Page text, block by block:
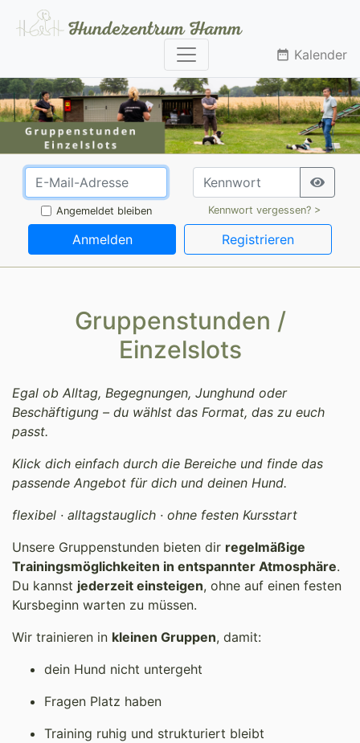
date_range Kalender
Angemeldet bleiben Kennwort vergessen? >
Anmelden Registrieren
Gruppenstunden /
Einzelslots
Egal ob Alltag, Begegnungen, Junghund oder
Beschäftigung – du wählst das Format, das zu euch
passt.
Klick dich einfach durch die Bereiche und finde das
passende Angebot für dich und deinen Hund.
flexibel · alltagstauglich · ohne festen Kursstart
Unsere Gruppenstunden bieten dir regelmäßige
Trainingsmöglichkeiten in entspannter Atmosphäre.
Du kannst jederzeit einsteigen, ohne auf einen festen
Kursbeginn warten zu müssen.
Wir trainieren in kleinen Gruppen, damit:
dein Hund nicht untergeht
Fragen Platz haben
Training ruhig und strukturiert bleibt